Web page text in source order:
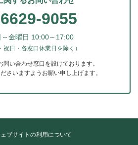
9055
～金曜日 10:00～17:00
祝日・各窓口休業日を除く）
問い合わせ窓口を設けております。
さいますようお願い申し上げます。
ブサイトの利用について